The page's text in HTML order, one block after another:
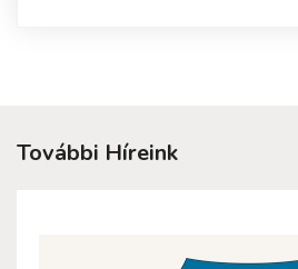
További Híreink